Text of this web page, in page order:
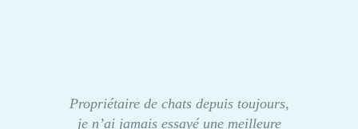
Propriétaire de chats depuis toujours,
je n’ai jamais essayé une meilleure